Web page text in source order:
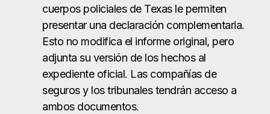
cuerpos policiales de Texas le permiten
presentar una declaración complementaria.
Esto no modifica el informe original, pero
adjunta su versión de los hechos al
expediente oficial. Las compañías de
seguros y los tribunales tendrán acceso a
ambos documentos.